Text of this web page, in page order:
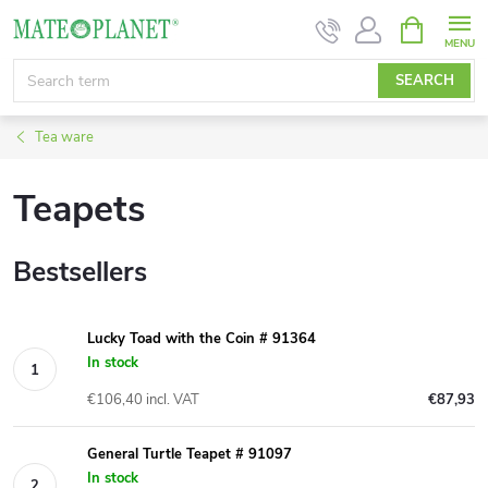
content
SEARCH
CART
Tea ware
Teapets
Bestsellers
Lucky Toad with the Coin # 91364
In stock
€87,93
€106,40 incl. VAT
General Turtle Teapet # 91097
In stock